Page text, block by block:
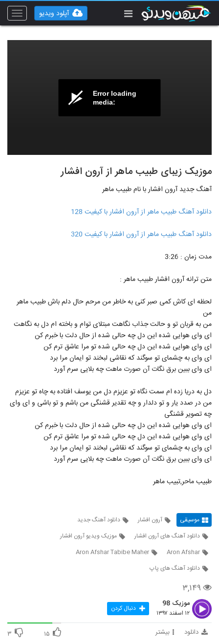
Toggle
آپلود ویدیو
Error loading
media:
موزیک زیبای طبیب ماهر از آرون افشار
آهنگ جدید آرون افشار با نام طبیب ماهر
دانلود آهنگ طبیب ماهر از آرون افشار با کیفیت 128
دانلود آهنگ طبیب ماهر از آرون افشار با کیفیت 320
مدت زمان : 3:26
متن ترانه آرون افشار طبیب ماهر :
لحظه ای کاش کمی صبر کنی به خاطر من مرحم حال دلم باش طبیب ماهر
من
من به قربان تو و حالت جذاب نگاهت مبتلای توام و باخته ام دل به نگاهت
ای وای هوایی شده این دل چه حالی شده از حال دلت با خبرم کن
ای وای هوایی شده این دل چه حالی شده تو مرا عاشق ترم کن
ای وای به چشمای تو سوگند که نقاشی لبخند تو ایمان مرا برد
ای وای ببین برق نگات آن صورت ماهت چه بلایی سرم آورد
دل به دریا زده ام سمت نگاه تو عزیزم دل من یوسف افتاده به چاه تو عزیزم
من در صدد یار و تو دلدار و چه تقدیر قشنگی من باشم و تو باشی و ای وای
چه تصویر قشنگی
ای وای هوایی شده این دل چه حالی شده از حال دلت با خبرم کن
ای وای هوایی شده این دل چه حالی شده تو مرا عاشق ترم کن
ای وای به چشمای تو سوگند که نقاشی لبخند تو ایمان مرا برد
ای وای ببین برق نگات آن صورت ماهت چه بلایی سرم آورد
طبیب ماحر,تبیب ماهر
موسیقی آرون افشار
دانلود آهنگ جدید
دانلود آهنگ های آرون افشار
موزیک ویدیو آرون افشار
Aron Afshar
Aron Afshar Tabibe Maher
دانلود آهنگ های پاپ
۳,۱۴۹
موزیک 98
۱۲ اسفند ۱۳۹۷ دنبال کردن
دانلود بیشتر ۱۵ ۳